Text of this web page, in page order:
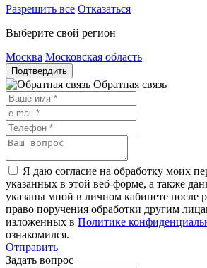
Разрешить все Отказаться
Выберите свой регион
Москва Московская область
Подтвердить
Обратная связь
Я даю согласие на обработку моих
указанных в этой веб-форме, а также
указаны мной в личном кабинете после
право поручения обработки другим
изложенных в Политике
ознакомился.
Отправить
Задать вопрос